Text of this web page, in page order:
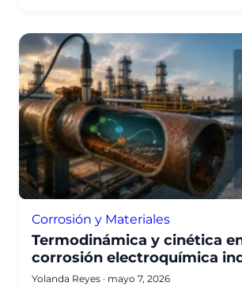
Corrosión y Materiales
Termodinámica y cinética
corrosión electroquímica
Yolanda Reyes · mayo 7, 2026